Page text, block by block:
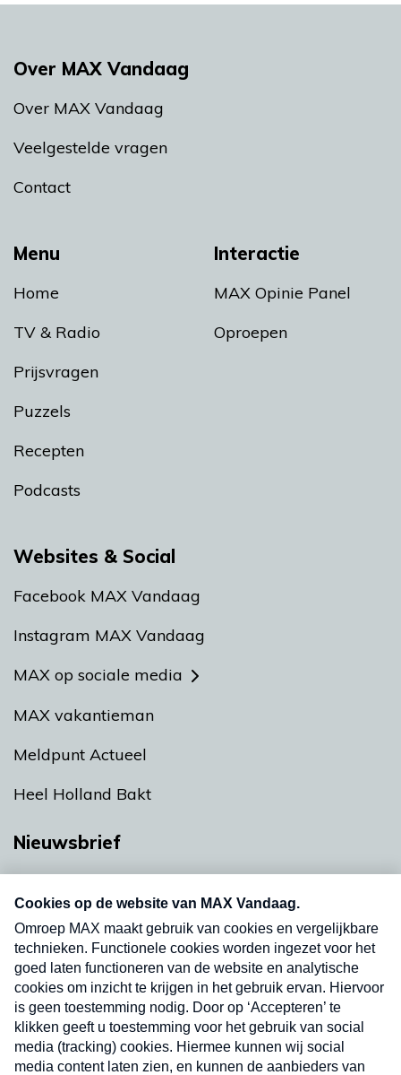
Menu
Home
TV & Radio
Prijsvragen
Puzzels
Recepten
Podcasts
Interactie
MAX Opinie Panel
Oproepen
Over MAX Vandaag
Over MAX Vandaag
Veelgestelde vragen
Contact
Websites & Social
Facebook MAX Vandaag
Instagram MAX Vandaag
MAX op sociale media
MAX vakantieman
Meldpunt Actueel
Heel Holland Bakt
Nieuwsbrief
nieuwsbrief. Elke vrijdag- en dinsdagochtend in
uw mailbox.
Verzend